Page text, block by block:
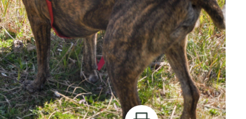
Imprimer